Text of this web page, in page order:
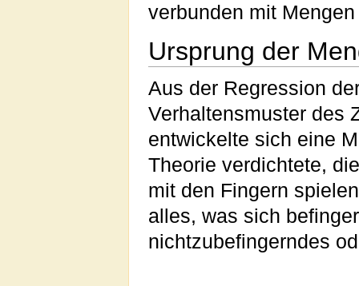
verbunden mit
Ursprung der
Aus der Regression
Verhaltensmuster des
entwickelte sich eine
Theorie verdichtete,
mit den Fingern
alles, was sich
nichtzubefingerndes